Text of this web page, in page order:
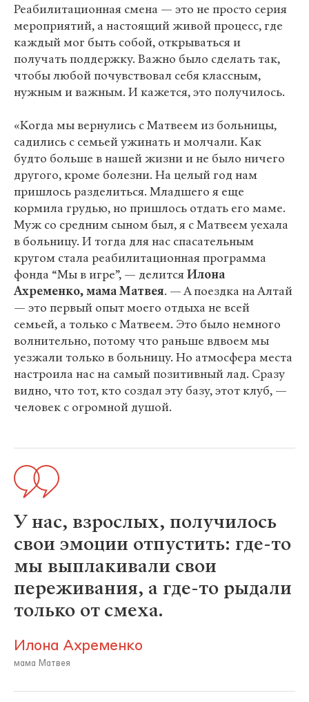
Реабилитационная смена — это не просто серия
мероприятий, а настоящий живой процесс, где
каждый мог быть собой, открываться и
получать поддержку. Важно было сделать так,
чтобы любой почувствовал себя классным,
нужным и важным. И кажется, это получилось.
«Когда мы вернулись с Матвеем из больницы,
садились с семьей ужинать и молчали. Как
будто больше в нашей жизни и не было ничего
другого, кроме болезни. На целый год нам
пришлось разделиться. Младшего я еще
кормила грудью, но пришлось отдать его маме.
Муж со средним сыном был, я с Матвеем уехала
в больницу. И тогда для нас спасательным
кругом стала реабилитационная программа
фонда “Мы в игре”, — делитсяИлона
Ахременко, мама Матвея. — А поездка на Алтай
— это первый опыт моего отдыха не всей
семьей, а только с Матвеем. Это было немного
волнительно, потому что раньше вдвоем мы
уезжали только в больницу. Но атмосфера места
настроила нас на самый позитивный лад. Сразу
видно, что тот, кто создал эту базу, этот клуб, —
человек с огромной душой.
У нас, взрослых, получилось
свои эмоции отпустить: где-то
мы выплакивали свои
переживания, а где-то рыдали
только от смеха.
Илона Ахременко
мама Матвея